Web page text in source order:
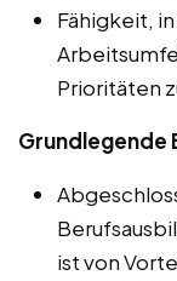
Fähigkeit,
Prioritäten
Grundlegende
ist von